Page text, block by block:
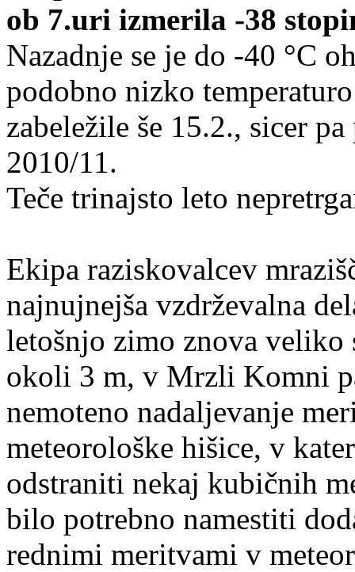
ob 7.uri izmerila -38
Nazadnje se je do -40 °C
podobno nizko
zabeležile še 15.2., sicer
2010/11.
Teče trinajsto leto
Ekipa raziskovalcev
najnujnejša vzdrževalna
letošnjo zimo znova veliko
okoli 3 m, v Mrzli Komni
nemoteno nadaljevanje
meteorološke hišice, v
odstraniti nekaj kubičnih
bilo potrebno namestiti
rednimi meritvami v